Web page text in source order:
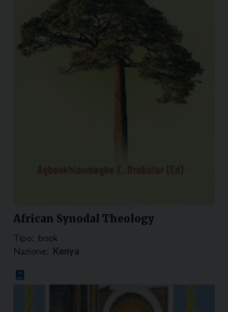
African Synodal Theology
Tipo: book
Nazione: Kenya